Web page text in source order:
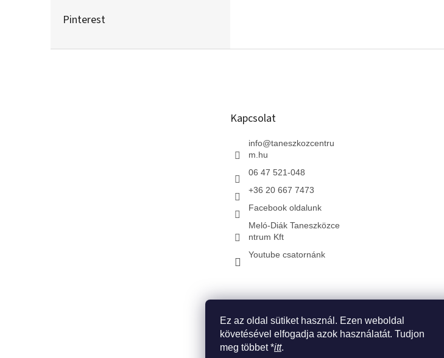
Ez az oldal sütiket használ. Ezen weboldal
követésével elfogadja azok használatát. Tudjon
meg többet *itt.
Pinterest
Kapcsolat
info@taneszkozcentru
m.hu
06 47 521-048
+36 20 667 7473
Facebook oldalunk
Meló-Diák Taneszközce
ntrum Kft
Youtube csatornánk
* Kezdőlap * Szlovákiai leányvállalatunk * Impresszum